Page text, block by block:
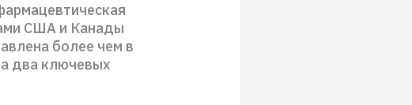
США и Канады
более чем в
два ключевых